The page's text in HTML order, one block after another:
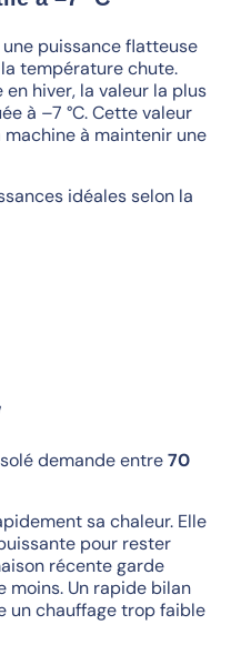
puissance flatteuse
température chute.
hiver, la valeur la plus
à –7 °C. Cette valeur
à maintenir une
idéales selon la
demande entre70
sa chaleur. Elle
pour rester
récente garde
moins. Un rapide bilan
un chauffage trop faible